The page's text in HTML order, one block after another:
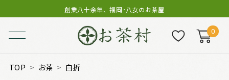
創業八十余年、福岡･八女のお茶屋
0
TOP お茶 白折